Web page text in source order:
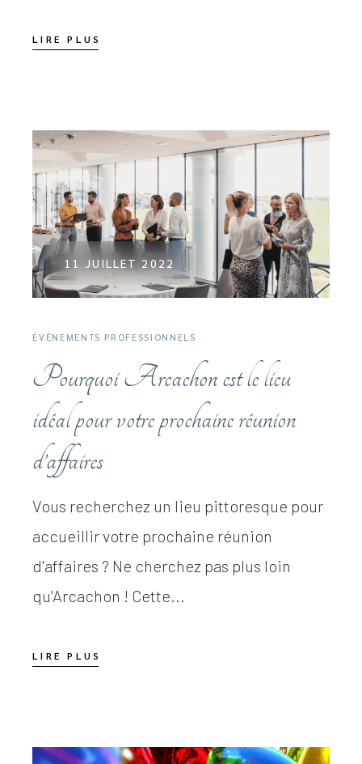
LIRE PLUS
11 JUILLET 2022
ÉVÉNEMENTS PROFESSIONNELS
Pourquoi Arcachon est le lieu
idéal pour votre prochaine réunion
d’affaires
Vous recherchez un lieu pittoresque pour
accueillir votre prochaine réunion
d'affaires ? Ne cherchez pas plus loin
qu'Arcachon ! Cette...
LIRE PLUS